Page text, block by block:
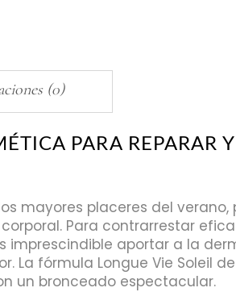
(0)
PARA REPARAR
mayores placeres del
Para contrarrestar
aportar a la
La fórmula Longue Vie Soleil
un bronceado espectacular.